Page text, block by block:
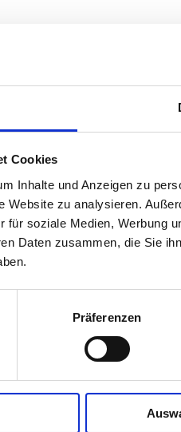
Cookies
Inhalte und Anzeigen zu
Website zu analysieren.
für soziale Medien, Werbung
Daten zusammen, die Sie
Präferenzen